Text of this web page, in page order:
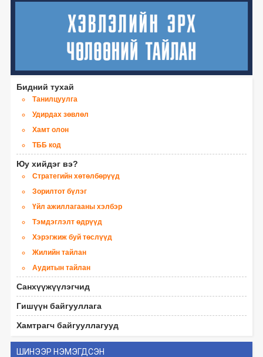
Бидний тухай
Танилцуулга
Удирдах зөвлөл
Хамт олон
ТББ код
Юу хийдэг вэ?
Стратегийн хөтөлбөрүүд
Зорилтот бүлэг
Үйл ажиллагааны хэлбэр
Тэмдэглэлт өдрүүд
Хэрэгжиж буй төслүүд
Жилийн тайлан
Аудитын тайлан
Санхүүжүүлэгчид
Гишүүн байгууллага
Хамтрагч байгууллагууд
ШИНЭЭР НЭМЭГДСЭН